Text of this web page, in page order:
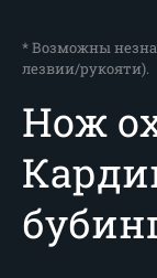
* Возможны
лезвии/рукояти).
Нож